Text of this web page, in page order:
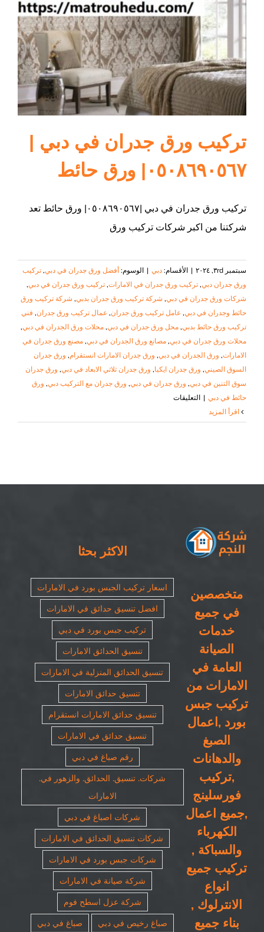
ام القيوين
تركيب ورق جدران في دبي |
٠٥٠٨٦٩٠٥٦٧| ورق حائط
تركيب ورق جدران في دبي |٠٥٠٨٦٩٠٥٦٧| ورق حائط تعد
شركتنا من اكبر شركات تركيب ورق
سبتمبر ٣rd, ٢٠٢٤ | الأقسام: دبي | الوسوم: أفضل ورق جدران في دبي, تركيب
ورق جدران دبي, تركيب ورق جدران في الامارات, تركيب ورق جدران في دبي,
شركات ورق جدران في دبي, شركة تركيب ورق جدران بدبي, شركة تركيب ورق
حائط وجدران في دبي, عامل تركيب ورق جدران, عمال تركيب ورق جدران, فني
تركيب ورق حائط بدبي, محل ورق جدران في دبي, محلات ورق الجدران في دبي,
محلات ورق جدران في دبي, مصانع ورق الجدران في دبي, مصنع ورق جدران في
الامارات, ورق الجدران في دبي, ورق جدران الامارات انستقرام, ورق جدران
السوق الصيني, ورق جدران ايكيا, ورق جدران ثلاثي الابعاد في دبي, ورق جدران
سوق التنين في دبي, ورق جدران في دبي, ورق جدران مع التركيب دبي, ورق
حائط في دبي | التعليقاتعلى
ورق
متخصصين
في جميع
خدمات
الصيانة
العامة في
الامارات من
تركيب جبس
بورد ,اعمال
الصبغ
والدهانات
,تركيب
فورسلينج
,جميع اعمال
الكهرباء
والسباكة ,
تركيب جميع
انواع
الانترلوك ,
بناء جميع
الاكثر بحثا
اسعار تركيب الجبس بورد في الامارات
افضل تنسيق حدائق في الامارات
تركيب جبس بورد في دبي
تنسيق الحدائق الامارات
تنسيق الحدائق المنزلية في الامارات
تنسيق حدائق الامارات
تنسيق حدائق الامارات انستقرام
تنسيق حدائق في الامارات
رقم صباغ في دبي
شركات. تنسيق. الحدائق. والزهور في.
الامارات
شركات اصباغ في دبي
شركات تنسيق الحدائق في الامارات
شركات جبس بورد في الامارات
شركة صيانة في الامارات
شركة عزل اسطح فوم
صباغ رخيص في دبي
صباغ في دبي